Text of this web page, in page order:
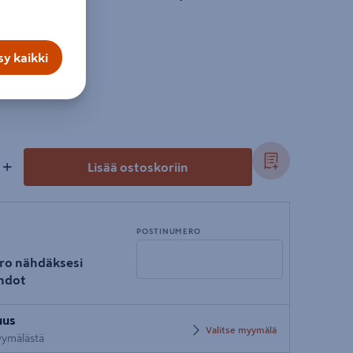
+ Lisää ostoskoriin
nähdäksesi
POSTINUMERO
postinumero
Valitse myymälä
kaikki